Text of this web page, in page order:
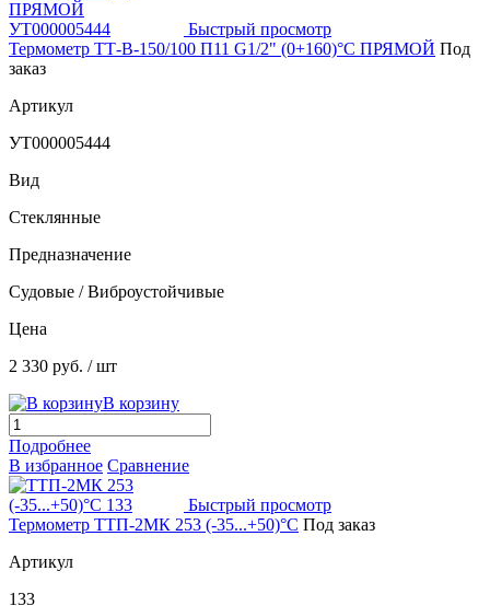
Быстрый просмотр
Термометр ТТ-В-150/100 П11 G1/2" (0+160)°C ПРЯМОЙ Под
заказ
Артикул
УТ000005444
Вид
Стеклянные
Предназначение
Судовые / Виброустойчивые
Цена
2 330 руб. / шт
В корзину
Подробнее
В избранное Сравнение
Быстрый просмотр
Термометр ТТП-2МК 253 (-35...+50)°С Под заказ
Артикул
133